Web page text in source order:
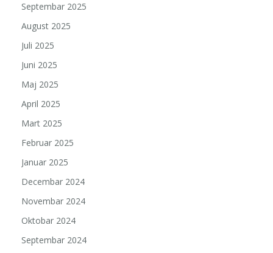
Septembar 2025
August 2025
Juli 2025
Juni 2025
Maj 2025
April 2025
Mart 2025
Februar 2025
Januar 2025
Decembar 2024
Novembar 2024
Oktobar 2024
Septembar 2024